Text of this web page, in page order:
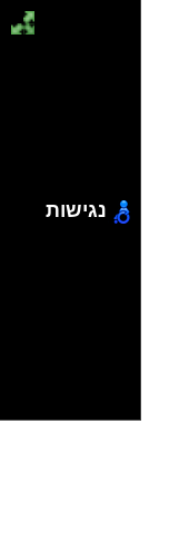
נגישות